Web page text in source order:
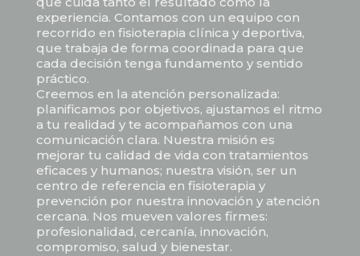
experiencia. Contamos con un equipo con
recorrido en fisioterapia clínica y deportiva,
que trabaja de forma coordinada para que
cada decisión tenga fundamento y sentido
práctico.
Creemos en la atención personalizada:
planificamos por objetivos, ajustamos el ritmo
a tu realidad y te acompañamos con una
comunicación clara. Nuestra misión es
mejorar tu calidad de vida con tratamientos
eficaces y humanos; nuestra visión, ser un
centro de referencia en fisioterapia y
prevención por nuestra innovación y atención
cercana. Nos mueven valores firmes:
profesionalidad, cercanía, innovación,
compromiso, salud y bienestar.